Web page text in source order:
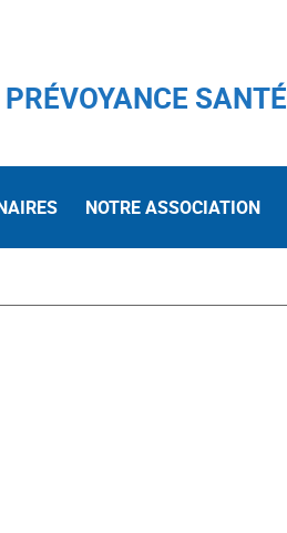
SANTÉ
NOTRE ASSOCIATION